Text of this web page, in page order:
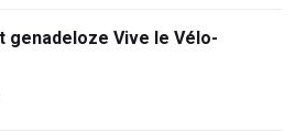
genadeloze Vive le Vélo-